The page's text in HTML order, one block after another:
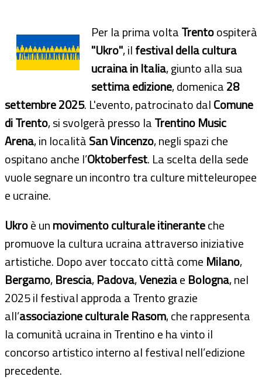
Per la prima voltaTrentoospiterà
"Ukro", ilfestival della cultura
ucraina in Italia, giunto alla sua
settima edizione, domenica28
settembre 2025. L'evento, patrocinato dalComune
di Trento, si svolgerà presso laTrentino Music
Arena, in localitàSan Vincenzo, negli spazi che
ospitano anche l’Oktoberfest. La scelta della sede
vuole segnare un incontro tra culture mitteleuropee
e ucraine.
Ukroè unmovimento culturale itineranteche
promuove la cultura ucraina attraverso iniziative
artistiche. Dopo aver toccato città come Milano,
Bergamo,Brescia,Padova,Veneziae Bologna, nel
2025 il festival approda a Trento grazie
all’associazione culturale Rasom, che rappresenta
la comunità ucraina in Trentino e ha vinto il
concorso artistico interno al festival nell’edizione
precedente.